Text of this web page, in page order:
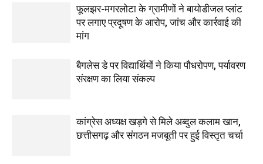
फूलझर-मगरलोटा के ग्रामीणों ने बायोडीजल प्लांट
पर लगाए प्रदूषण के आरोप, जांच और कार्रवाई की
मांग
बैगलेस डे पर विद्यार्थियों ने किया पौधरोपण, पर्यावरण
संरक्षण का लिया संकल्प
कांग्रेस अध्यक्ष खड़गे से मिले अब्दुल कलाम खान,
छत्तीसगढ़ और संगठन मजबूती पर हुई विस्तृत चर्चा